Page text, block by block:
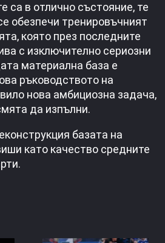
са в отлично състояние, те
обезпечи тренировъчният
която през последните
с изключително сериозни
материална база е
ръководството на
нова амбициозна задача,
да изпълни.
базата на
като качество средните